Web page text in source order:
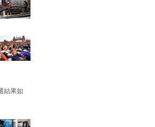
結果如